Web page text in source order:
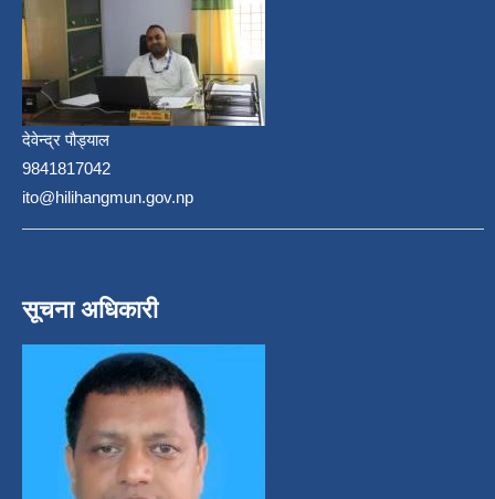
देवेन्द्र पौड्याल
9841817042
ito@hilihangmun.gov.np
सूचना अधिकारी